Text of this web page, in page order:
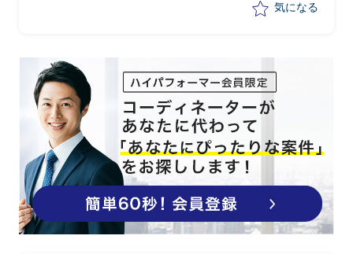
気になる